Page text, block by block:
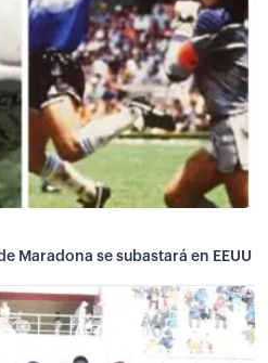
Maradona se subastará en EEUU